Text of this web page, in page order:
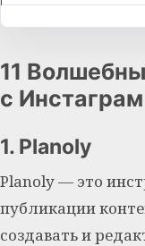
11
с Инстаграм
1. Planoly
Planoly — это
публикации
создавать и